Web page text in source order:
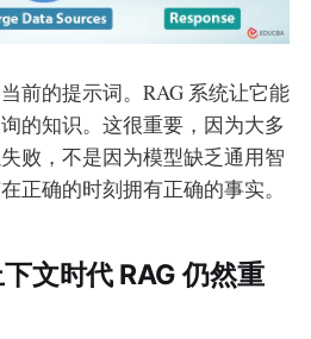
前的提示词。RAG 系统让它能
的知识。这很重要，因为大多
败，不是因为模型缺乏通用智
正确的时刻拥有正确的事实。
文时代 RAG 仍然重